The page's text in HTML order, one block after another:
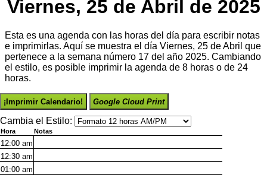
Viernes, 25 de Abril de 2025
Esta es una agenda con las horas del día para escribir notas
e imprimirlas. Aquí se muestra el día Viernes, 25 de Abril que
pertenece a la semana número 17 del año 2025. Cambiando
el estilo, es posible imprimir la agenda de 8 horas o de 24
horas.
¡Imprimir Calendario! Google Cloud Print
Cambia el Estilo:
Hora Notas
12:00 am
12:30 am
01:00 am